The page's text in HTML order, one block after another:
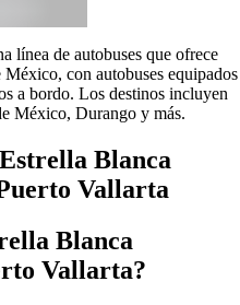
línea de autobuses que ofrece
con autobuses equipados
a bordo. Los destinos incluyen
México, Durango y más.
Blanca
Vallarta
Blanca
Vallarta?